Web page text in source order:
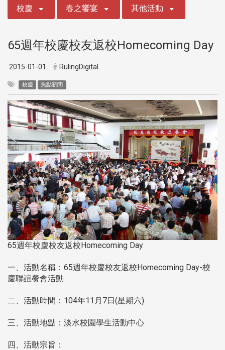
校慶 春之饗宴 其他活動
65週年校慶校友返校Homecoming Day
2015-01-01 RulingDigital
校慶 焦點新聞
65週年校慶校友返校Homecoming Day
一、活動名稱：65週年校慶校友返校Homecoming Day-校
慶聯誼餐會活動
二、活動時間：104年11月7日(星期六)
三、活動地點：淡水校園學生活動中心
四、活動宗旨：